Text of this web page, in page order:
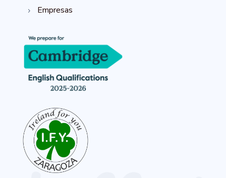
5 Empresas